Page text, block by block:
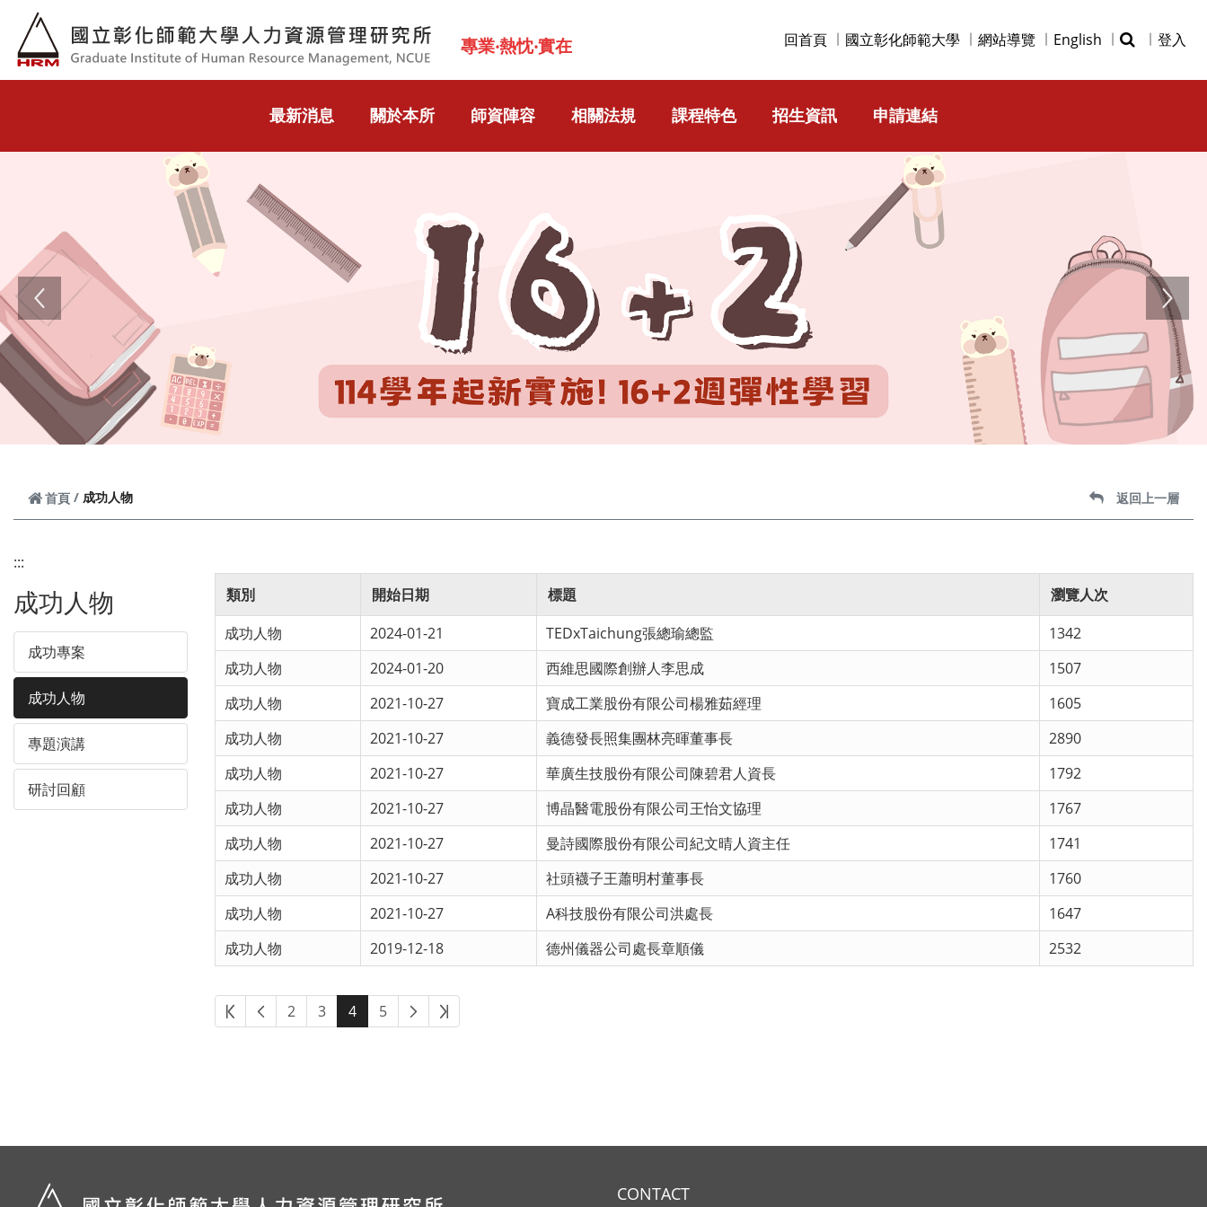
跳到主要內容
專業‧熱忱‧實在 回首頁 國立彰化師範大學 網站導覽 English 登入
最新消息 關於本所 師資陣容 相關法規 課程特色 招生資訊 申請連結
Previous Next
首頁 成功人物 返回上一層
:::
成功人物
成功專案
成功人物
專題演講
研討回顧
類別 開始日期 標題
瀏覽人次
成功人物
2024-01-21 TEDxTaichung張總瑜總監
1342
成功人物
2024-01-20 西維思國際創辦人李思成
1507
成功人物
2021-10-27 寶成工業股份有限公司楊雅茹經理
1605
成功人物
2021-10-27 義德發長照集團林亮暉董事長
2890
成功人物
2021-10-27 華廣生技股份有限公司陳碧君人資長
1792
成功人物
2021-10-27 博晶醫電股份有限公司王怡文協理
1767
成功人物
2021-10-27 曼詩國際股份有限公司紀文晴人資主任
1741
成功人物
2021-10-27 社頭襪子王蕭明村董事長
1760
成功人物
2021-10-27 A科技股份有限公司洪處長
1647
成功人物
2019-12-18 德州儀器公司處長章順儀 2532
2 3 4 5
CONTACT